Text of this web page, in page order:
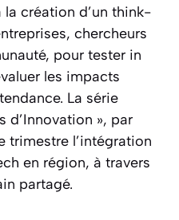
création d’un think-
chercheurs
pour tester in
les impacts
La série
d’Innovation », par
trimestre l’intégration
en région, à travers
partagé.